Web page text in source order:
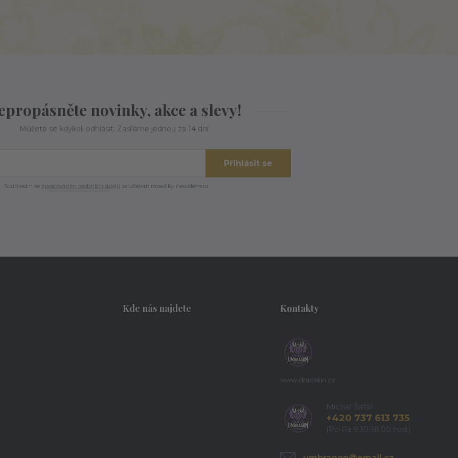
novinky, akce a slevy!
Můžete se kdykoli odhlásit. Zasíláme jednou za 14 dní.
Přihlásit se
Souhlasím se zpracováním osobních údajů za účelem rozesílky newsletteru.
Kde nás najdete Kontakty
www.dracistin.cz
Michal Šafář
+420 737 613 735
(Po-Pá 9:30-18:00 hod.)